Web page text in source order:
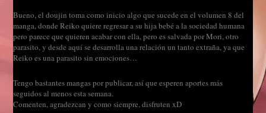
Bueno, el doujin toma como inicio algo que sucede en el volumen 8 del
manga, donde Reiko quiere regresar a su hija bebé a la sociedad humana
pero parece que quieren acabar con ella, pero es salvada por Mori, otro
parasito, y desde aquí se desarrolla una relación un tanto extraña, ya que
Reiko es una parasito sin emociones…
Tengo bastantes mangas por publicar, así que esperen aportes más
seguidos al menos esta semana.
Comenten, agradezcan y como siempre, disfruten xD